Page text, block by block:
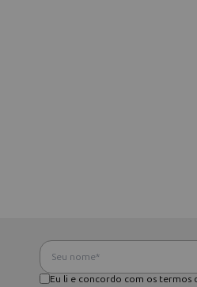
Eu li e concordo com os termos